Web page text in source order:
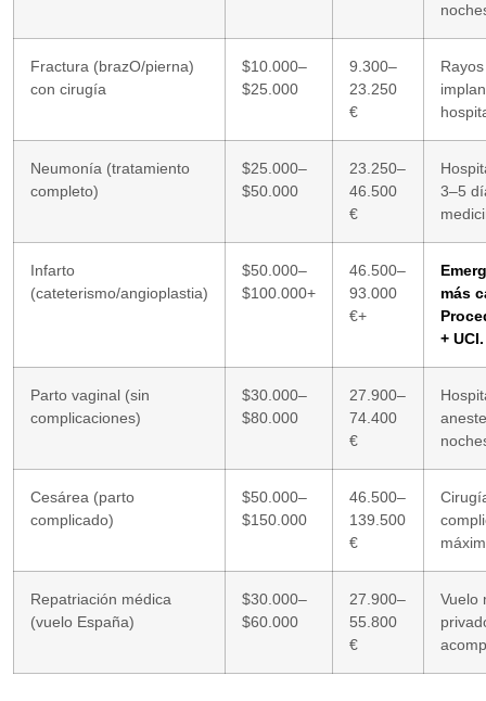
Fractura (brazO/pierna)
con cirugía
$10.000–
$25.000
9.300–
23.250
€
Neumonía (tratamiento
completo)
$25.000–
$50.000
23.250–
46.500
€
3–5
Infarto
(cateterismo/angioplastia)
$50.000–
$100.000+
46.500–
93.000
€+
más
+ UCI.
Parto vaginal (sin
complicaciones)
$30.000–
$80.000
27.900–
74.400
€
Cesárea (parto
complicado)
$50.000–
$150.000
46.500–
139.500
€
Repatriación médica
(vuelo España)
$30.000–
$60.000
27.900–
55.800
€
Vuelo